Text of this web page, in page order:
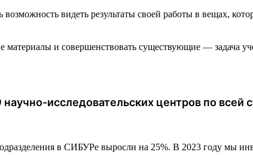
видеть результаты своей работы в вещах,
материалы и совершенствовать существующие — задача
исследовательских центров по всей
в СИБУРе выросли на 25%. В 2023 году мы